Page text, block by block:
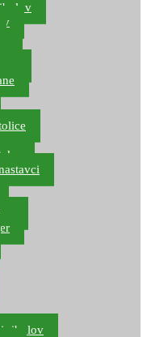
ribolov